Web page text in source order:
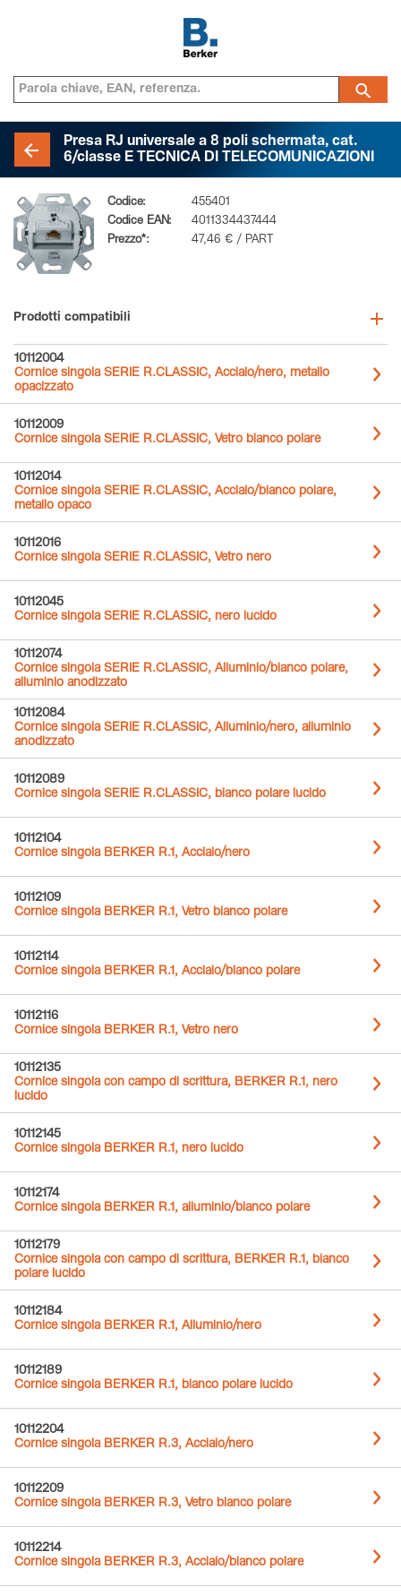
Presa RJ universale a 8 poli schermata, cat.
6/classe E TECNICA DI TELECOMUNICAZIONI
Codice:
455401
Codice EAN:
4011334437444
Prezzo*:
47,46 € / PART
Prodotti compatibili
10112004
Cornice singola SERIE R.CLASSIC, Acciaio/nero, metallo
opacizzato
10112009
Cornice singola SERIE R.CLASSIC, Vetro bianco polare
10112014
Cornice singola SERIE R.CLASSIC, Acciaio/bianco polare,
metallo opaco
10112016
Cornice singola SERIE R.CLASSIC, Vetro nero
10112045
Cornice singola SERIE R.CLASSIC, nero lucido
10112074
Cornice singola SERIE R.CLASSIC, Alluminio/bianco polare,
alluminio anodizzato
10112084
Cornice singola SERIE R.CLASSIC, Alluminio/nero, alluminio
anodizzato
10112089
Cornice singola SERIE R.CLASSIC, bianco polare lucido
10112104
Cornice singola BERKER R.1, Acciaio/nero
10112109
Cornice singola BERKER R.1, Vetro bianco polare
10112114
Cornice singola BERKER R.1, Acciaio/bianco polare
10112116
Cornice singola BERKER R.1, Vetro nero
10112135
Cornice singola con campo di scrittura, BERKER R.1, nero
lucido
10112145
Cornice singola BERKER R.1, nero lucido
10112174
Cornice singola BERKER R.1, alluminio/bianco polare
10112179
Cornice singola con campo di scrittura, BERKER R.1, bianco
polare lucido
10112184
Cornice singola BERKER R.1, Alluminio/nero
10112189
Cornice singola BERKER R.1, bianco polare lucido
10112204
Cornice singola BERKER R.3, Acciaio/nero
10112209
Cornice singola BERKER R.3, Vetro bianco polare
10112214
Cornice singola BERKER R.3, Acciaio/bianco polare